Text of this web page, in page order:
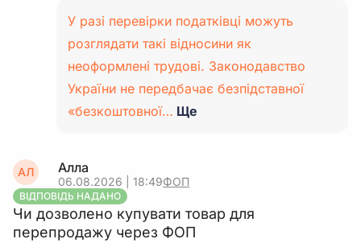
У разі перевірки податківці можуть
розглядати такі відносини як
неоформлені трудові. Законодавство
України не передбачає безпідставної
«безкоштовної… Ще
АЛ Алла
06.08.2026 | 18:49ФОП
ВІДПОВІДЬ НАДАНО
Чи дозволено купувати товар для
перепродажу через ФОП